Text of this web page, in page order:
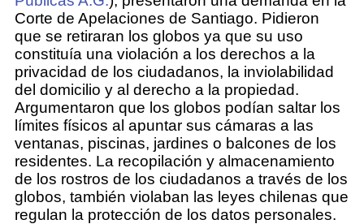
Corte de Apelaciones de Santiago. Pidieron
que se retiraran los globos ya que su uso
constituía una violación a los derechos a la
privacidad de los ciudadanos, la inviolabilidad
del domicilio y al derecho a la propiedad.
Argumentaron que los globos podían saltar los
límites físicos al apuntar sus cámaras a las
ventanas, piscinas, jardines o balcones de los
residentes. La recopilación y almacenamiento
de los rostros de los ciudadanos a través de los
globos, también violaban las leyes chilenas que
regulan la protección de los datos personales.